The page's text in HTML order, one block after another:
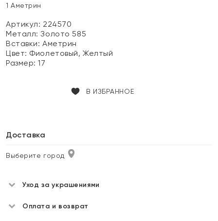
1 Аметрин
Артикул: 224570
Металл:Золото 585
Вставки:Аметрин
Цвет: Фиолетовый, Желтый
Размер:17
В ИЗБРАННОЕ
Доставка
Выберите город
Уход за украшениями
Оплата и возврат